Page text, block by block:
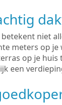
betekent niet
meters op
op je huis
een